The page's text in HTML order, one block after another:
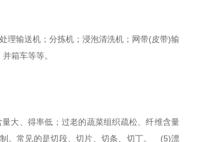
输送机；分拣机；浸泡清洗机；网带(皮带)输
箱车等等。
大、得率低；过老的蔬菜组织疏松、纤维含量
。常见的是切段、切片、切条、切丁。 (5)漂